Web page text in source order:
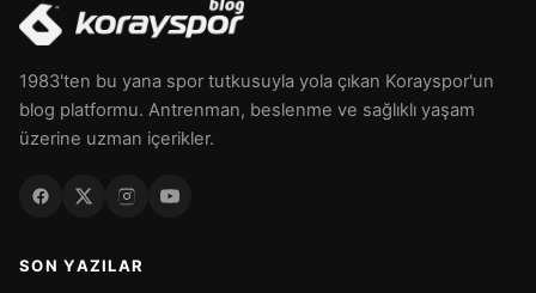
1983'ten bu yana spor tutkusuyla yola çıkan Korayspor'un
blog platformu. Antrenman, beslenme ve sağlıklı yaşam
üzerine uzman içerikler.
SON YAZILAR